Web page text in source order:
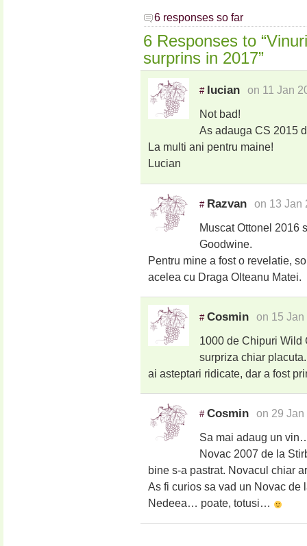
6 responses so far
6 Responses to
surprins in 2017”
# lucian on 11 Jan
Not bad!
As adauga CS 2015
La multi ani pentru maine!
Lucian
# Razvan on 13 Jan
Muscat Ottonel 2016
Goodwine.
Pentru mine a fost o revelatie,
acelea cu Draga Olteanu Matei.
# Cosmin on 15 Jan
1000 de Chipuri Wild
surpriza chiar
ai asteptari ridicate, dar a fost
# Cosmin on 29 Jan
Sa mai adaug un
Novac 2007 de la
bine s-a pastrat. Novacul chiar
As fi curios sa vad un Novac de
Nedeea… poate, totusi…